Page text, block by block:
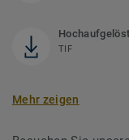
TIF
Mehr zeigen